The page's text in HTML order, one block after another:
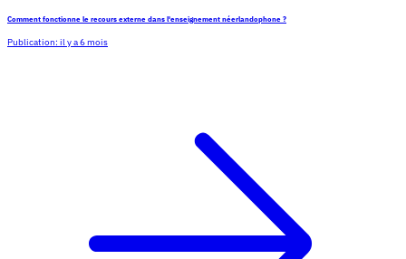
Comment fonctionne le recours externe dans l'enseignement néerlandophone ?
Publication: il y a 6 mois